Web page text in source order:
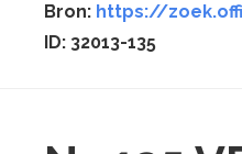
Bron: https://
ID: 32013-135